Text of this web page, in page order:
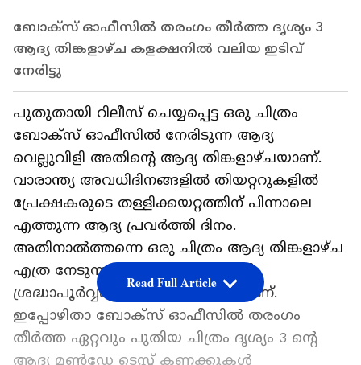
ബോക്സ് ഓഫീസിൽ തരംഗം തീർത്ത ദൃശ്യം 3
ആദ്യ തിങ്കളാഴ്ച കളക്ഷനിൽ വലിയ ഇടിവ്
നേരിട്ടു
പുതുതായി റിലീസ് ചെയ്യപ്പെട്ട ഒരു ചിത്രം
ബോക്സ് ഓഫീസില്‍ നേരിടുന്ന ആദ്യ
വെല്ലുവിളി അതിന്‍റെ ആദ്യ തിങ്കളാഴ്ചയാണ്.
വാരാന്ത്യ അവധിദിനങ്ങളില്‍ തിയറ്ററുകളില്‍
പ്രേക്ഷകരുടെ തള്ളിക്കയറ്റത്തിന് പിന്നാലെ
എത്തുന്ന ആദ്യ പ്രവര്‍ത്തി ദിനം.
അതിനാല്‍ത്തന്നെ ഒരു ചിത്രം ആദ്യ തിങ്കളാഴ്ച
എത്ര നേടുന്നു എന്നത് ഇന്‍ഡസ്ട്രി
ശ്രദ്ധാപൂര്‍വ്വം നിരീക്ഷിക്കുന്ന ഒന്നാണ്.
ഇപ്പോഴിതാ ബോക്സ് ഓഫീസില്‍ തരംഗം
തീര്‍ത്ത ഏറ്റവും പുതിയ ചിത്രം ദൃശ്യം 3 ന്‍റെ
ആദ്യ മണ്‍ഡേ ടെസ്റ്റ് കണക്കുകള്‍
Read Full Article